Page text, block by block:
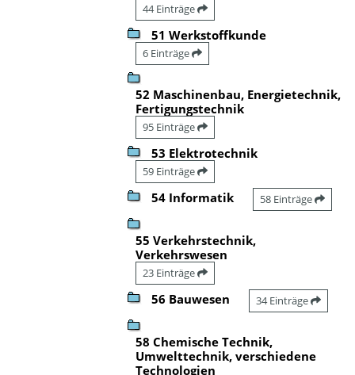
44 Einträge
51 Werkstoffkunde
6 Einträge
52 Maschinenbau, Energietechnik,
Fertigungstechnik
95 Einträge
53 Elektrotechnik
59 Einträge
54 Informatik 58 Einträge
55 Verkehrstechnik,
Verkehrswesen
23 Einträge
56 Bauwesen 34 Einträge
58 Chemische Technik,
Umwelttechnik, verschiedene
Technologien